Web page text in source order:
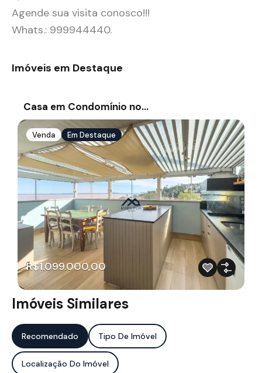
Agende sua visita conosco!!!
Whats.: 999944440.
Imóveis em Destaque
Casa em Condomínio no…
Venda Em Destaque
R$1.099.000,00
Imóveis Similares
Recomendado Tipo De Imóvel
Localização Do Imóvel